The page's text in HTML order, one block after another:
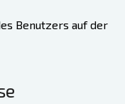
Benutzers auf der